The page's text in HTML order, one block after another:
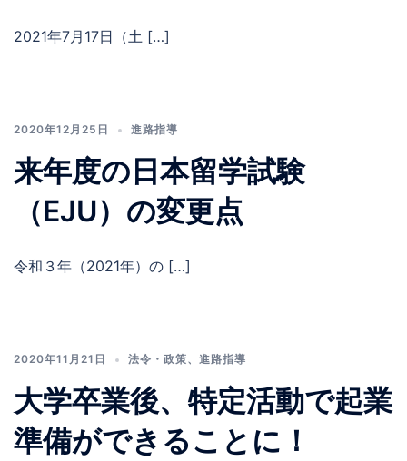
2021年7月17日（土 […]
2020年12月25日 進路指導
来年度の日本留学試験
（EJU）の変更点
令和３年（2021年）の […]
2020年11月21日 法令・政策、 進路指導
大学卒業後、特定活動で起業
準備ができることに！